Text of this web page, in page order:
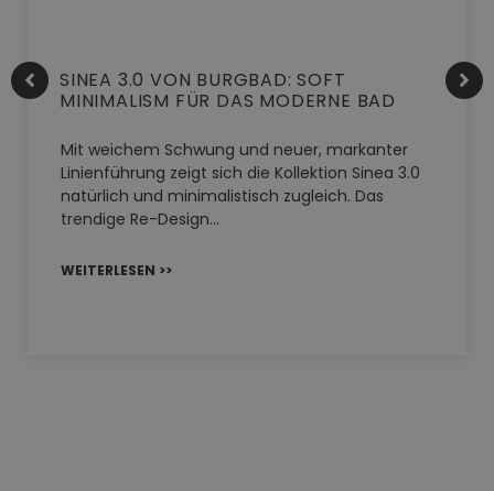
SINEA 3.0 VON BURGBAD: SOFT
MINIMALISM FÜR DAS MODERNE BAD
Mit weichem Schwung und neuer, markanter
Linienführung zeigt sich die Kollektion Sinea 3.0
natürlich und minimalistisch zugleich. Das
trendige Re-Design…
WEITERLESEN >>